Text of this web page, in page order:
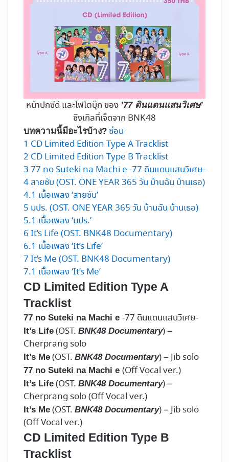
หน้าปกซีดี และโฟโตบุ๊ก ของ ’77 ดินแดนแสนวิเศษ’
ซิงเกิลที่เจ็ดจาก BNK48
บทความนี้มีอะไรบ้าง? ซ่อน
1 CD Limited Edition Type A Tracklist
2 CD Limited Edition Type B Tracklist
3 77 no Suteki na Machi e -77 ดินแดนแสนวิเศษ-
4สายซับ (OST. ONE YEAR 365 วัน บ้านฉัน บ้านเธอ)
4.1 เนื้อเพลง ‘สายซับ’
5 มปร. (OST. ONE YEAR 365 วัน บ้านฉัน บ้านเธอ)
5.1 เนื้อเพลง ‘มปร.’
6 It’s Life (OST. BNK48 Documentary)
6.1 เนื้อเพลง ‘It’s Life’
7 It’s Me (OST. BNK48 Documentary)
7.1 เนื้อเพลง ‘It’s Me’
CD Limited Edition Type A
Tracklist
77 no Suteki na Machi e -77 ดินแดนแสนวิเศษ-
It’s Life (OST. BNK48 Documentary) –
Cherprang solo
It’s Me (OST. BNK48 Documentary) – Jib solo
77 no Suteki na Machi e (Off Vocal ver.)
It’s Life (OST. BNK48 Documentary) –
Cherprang solo (Off Vocal ver.)
It’s Me (OST. BNK48 Documentary) – Jib solo
(Off Vocal ver.)
CD Limited Edition Type B
Tracklist